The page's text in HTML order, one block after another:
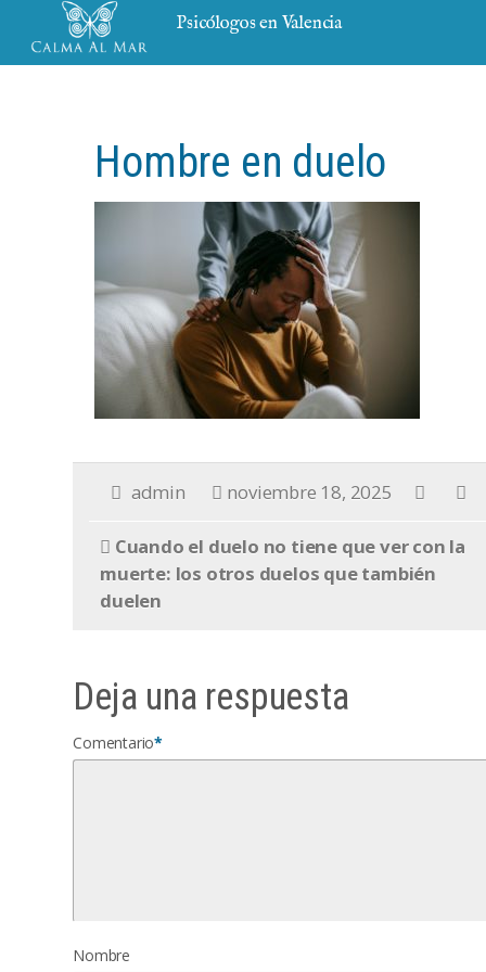
Psicólogos en Valencia
Hombre en duelo
admin noviembre 18, 2025
Cuando el duelo no tiene que ver con la
muerte: los otros duelos que también
duelen
Deja una respuesta
Comentario*
Nombre